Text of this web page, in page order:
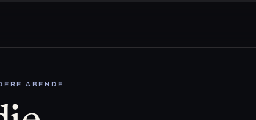
ABENDE